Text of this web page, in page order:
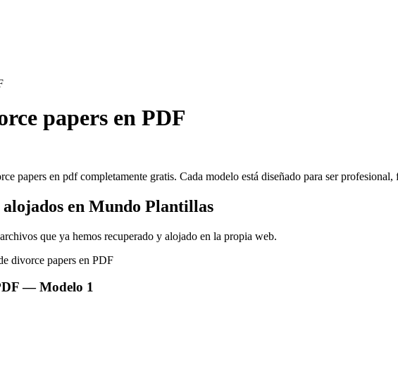
papers en PDF
papers en pdf completamente gratis. Cada modelo está diseñado para ser
alojados en Mundo Plantillas
que ya hemos recuperado y alojado en la propia web.
— Modelo 1